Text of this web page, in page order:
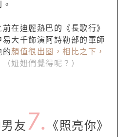
在迪麗熱巴的《長歌行》
大千飾演阿詩勒部的軍師
的顏值很出圈，相比之下，
（妞妞們覺得呢？）
友 7.
《照亮你》